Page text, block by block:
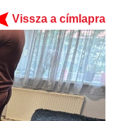
Vissza a címlapra